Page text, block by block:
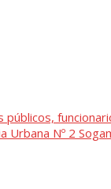
Urbana Nº 2